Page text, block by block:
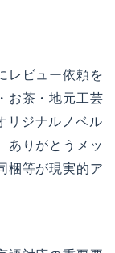
レビュー依頼を
お茶・地元工芸
リジナルノベル
ありがとうメッ
梱等が現実的ア